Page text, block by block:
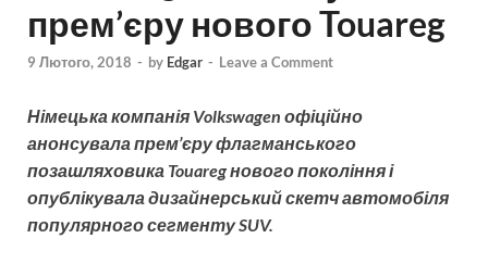
прем’єру нового Touareg
9 Лютого, 2018 - by Edgar - Leave a Comment
Німецька компанія Volkswagen офіційно
анонсувала прем’єру флагманського
позашляховика Touareg нового покоління і
опублікувала дизайнерський скетч автомобіля
популярного сегменту SUV.